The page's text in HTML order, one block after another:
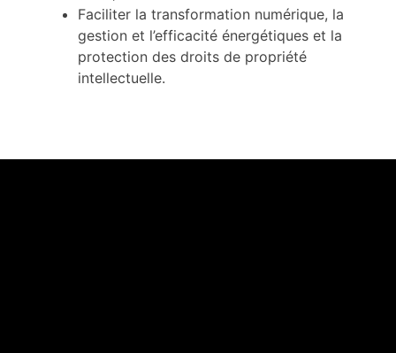
Faciliter la transformation numérique, la
gestion et l’efficacité énergétiques et la
protection des droits de propriété
intellectuelle.